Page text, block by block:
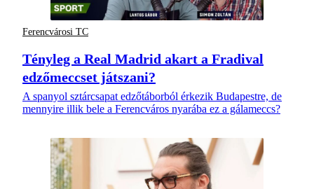
Ferencvárosi TC
Tényleg a Real Madrid akart a Fradival
edzőmeccset játszani?
A spanyol sztárcsapat edzőtáborból érkezik Budapestre, de
mennyire illik bele a Ferencváros nyarába ez a gálameccs?